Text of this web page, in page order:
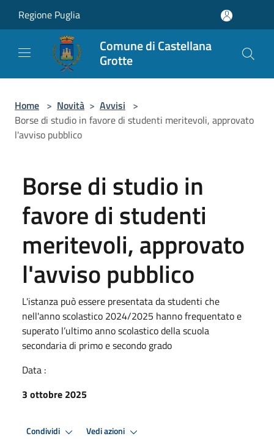
Regione Puglia
Comune di Castellana
Grotte
Home > Novità > Avvisi >
Borse di studio in favore di studenti meritevoli, approvato
l'avviso pubblico
Borse di studio in
favore di studenti
meritevoli, approvato
l'avviso pubblico
L'istanza può essere presentata da studenti che
nell'anno scolastico 2024/2025 hanno frequentato e
superato l’ultimo anno scolastico della scuola
secondaria di primo e secondo grado
Data :
3 ottobre 2025
Condividi Vedi azioni